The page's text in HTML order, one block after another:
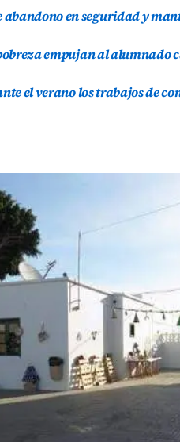
abandono en seguridad y
empujan al alumnado
el verano los trabajos de